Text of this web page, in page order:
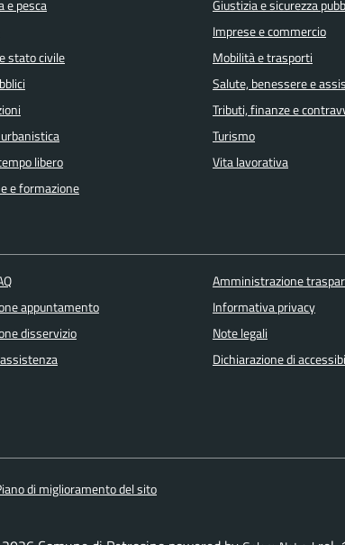
e pesca
stato civile
libero
e formazione
Giustizia e sicurezza
Imprese e commercio
Mobilità e trasporti
Salute, benessere e
Tributi, finanze e
Turismo
Vita lavorativa
appuntamento
disservizio
Amministrazione
Informativa privacy
Note legali
Dichiarazione di
di miglioramento del sito